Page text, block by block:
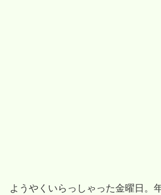
ようやくいらっしゃった金曜日。